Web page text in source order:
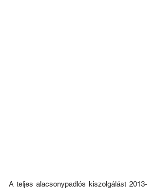
A teljes alacsonypadlós kiszolgálást 2013-